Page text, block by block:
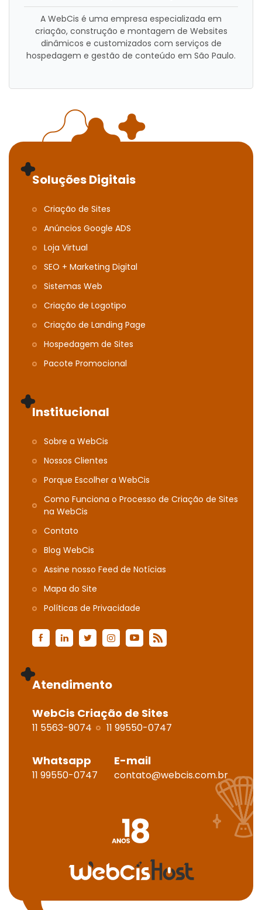
A WebCis é uma empresa especializada em
criação, construção e montagem de Websites
dinâmicos e customizados com serviços de
hospedagem e gestão de conteúdo em São Paulo.
Soluções Digitais
Criação de Sites
Anúncios Google ADS
Loja Virtual
SEO + Marketing Digital
Sistemas Web
Criação de Logotipo
Criação de Landing Page
Hospedagem de Sites
Pacote Promocional
Institucional
Sobre a WebCis
Nossos Clientes
Porque Escolher a WebCis
Como Funciona o Processo de Criação de Sites
na WebCis
Contato
Blog WebCis
Assine nosso Feed de Notícias
Mapa do Site
Polí­ticas de Privacidade
Atendimento
WebCis Criação de Sites
11 5563-9074 11 99550-0747
Whatsapp
11 99550-0747
E-mail
contato@webcis.com.br